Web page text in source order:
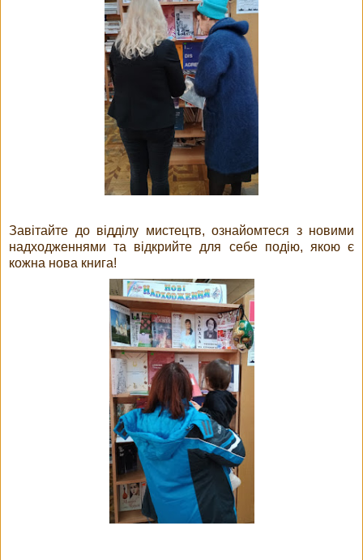
Завітайте до відділу мистецтв, ознайомтеся з новими
надходженнями та відкрийте для себе подію, якою є
кожна нова книга!